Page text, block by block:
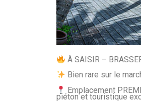
À SAISIR –
Bien rare sur le
Emplacement
piéton et touristique